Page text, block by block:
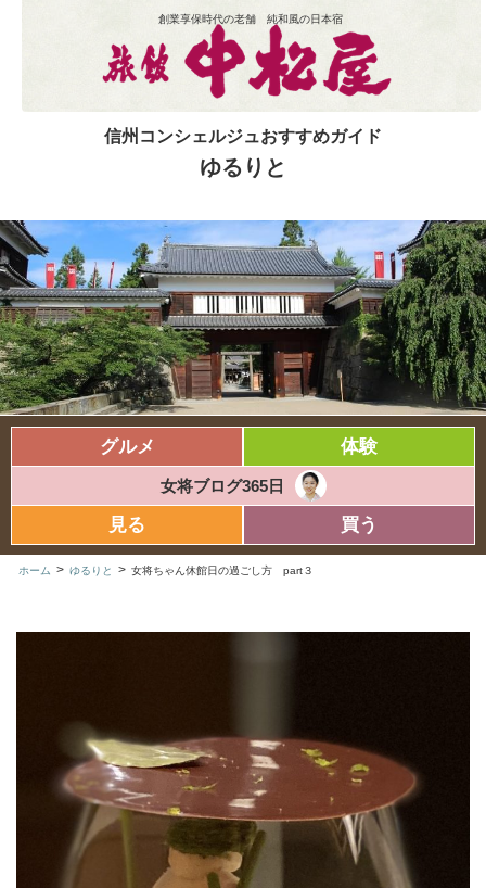
創業享保時代の老舗 純和風の日本宿
信州コンシェルジュおすすめガイド
ゆるりと
グルメ 体験
女将ブログ365日
見る 買う
ホーム > ゆるりと > 女将ちゃん休館日の過ごし方 part３